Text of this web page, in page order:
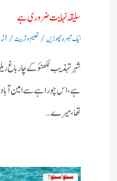
سلیقہ نہایت ضروری ہے
ایک تبصرہ چھوڑیں/ تعلیم و تربیت/ از
شہر تہذیب لکھنؤکے چارباغ
ہے ،اس چوراہے سے امین آباد
تھا،میرے…